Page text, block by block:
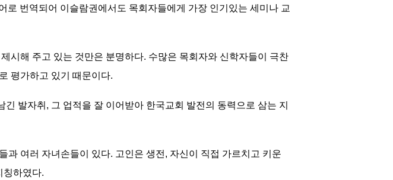
번역되어 이슬람권에서도 목회자들에게 가장 인기있는 세미나 교
시해 주고 있는 것만은 분명하다. 수많은 목회자와 신학자들이 극찬
평가하고 있기 때문이다.
발자취, 그 업적을 잘 이어받아 한국교회 발전의 동력으로 삼는 지
여러 자녀손들이 있다. 고인은 생전, 자신이 직접 가르치고 키운
칭하였다.